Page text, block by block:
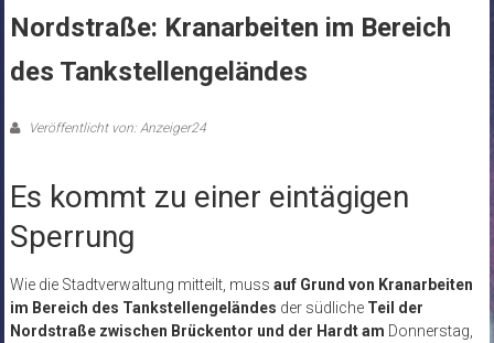
Nordstraße: Kranarbeiten im Bereich
des Tankstellengeländes
Veröffentlicht von: Anzeiger24
Es kommt zu einer eintägigen
Sperrung
Wie die Stadtverwaltung mitteilt, muss auf Grund von Kranarbeiten
im Bereich des Tankstellengeländes der südliche Teil der
Nordstraße zwischen Brückentor und der Hardtam Donnerstag,